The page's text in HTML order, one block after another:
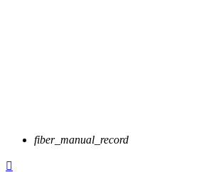
fiber_manual_record
